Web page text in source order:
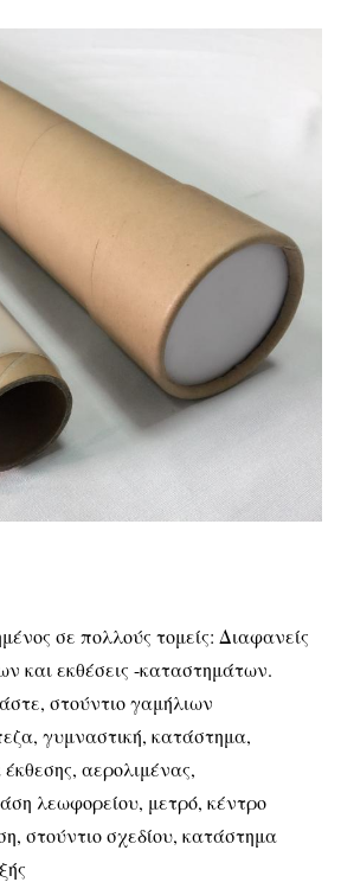
σε πολλούς τομείς: Διαφανείς
και εκθέσεις -καταστημάτων.
στούντιο γαμήλιων
γυμναστική, κατάστημα,
αερολιμένας,
λεωφορείου, μετρό, κέντρο
στούντιο σχεδίου, κατάστημα